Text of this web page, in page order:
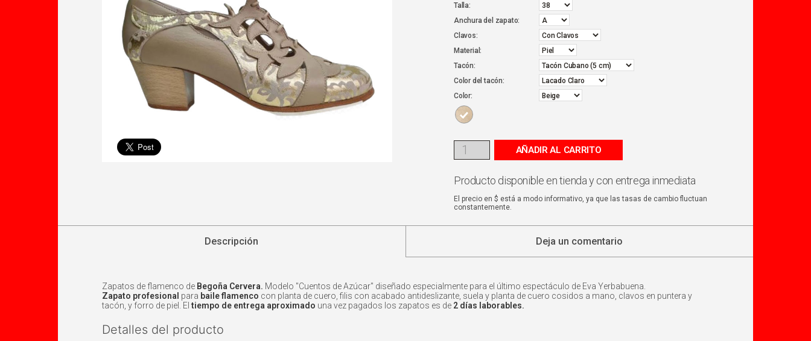
Talla:
Anchura del zapato:
Clavos:
Material:
Tacón:
Color del tacón:
Color:
AÑADIR AL CARRITO
Producto disponible en tienda y con entrega inmediata
El precio en $ está a modo informativo, ya que las tasas de cambio fluctuan
constantemente.
Descripción Deja un comentario
Zapatos de flamenco de Begoña Cervera. Modelo "Cuentos de Azúcar" diseñado especialmente para el último espectáculo de Eva Yerbabuena.
Zapato profesional para baile flamenco con planta de cuero, filis con acabado antideslizante, suela y planta de cuero cosidos a mano, clavos en puntera y
tacón, y forro de piel. Eltiempo de entrega aproximado una vez pagados los zapatos es de 2 días laborables.
Detalles del producto